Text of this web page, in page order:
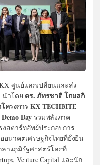
ศูนย์แลกเปลี่ยนและส่ง
นำโดย ดร. ภัทรชาติ โกมลกิ
ครงการ KX TECHBITE
Day รวมพลังภาค
สตาร์ทอัพผู้ประกอบการ
อนาคตเศรษฐกิจไทยที่ยั่งยืน
างภูมิรัฐศาสตร์โลกที่
Venture Capital และนัก